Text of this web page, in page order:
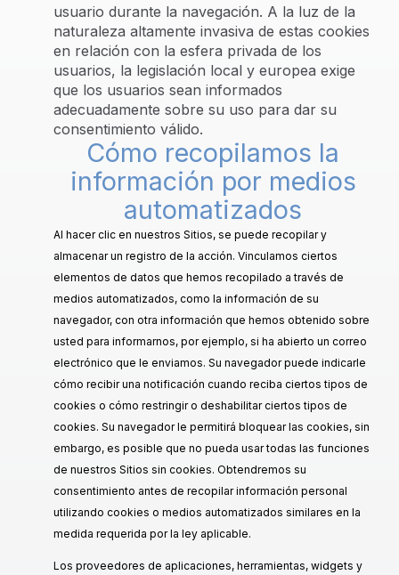
usuario durante la navegación. A la luz de la
naturaleza altamente invasiva de estas cookies
en relación con la esfera privada de los
usuarios, la legislación local y europea exige
que los usuarios sean informados
adecuadamente sobre su uso para dar su
consentimiento válido.
Cómo recopilamos la
información por medios
automatizados
Al hacer clic en nuestros Sitios, se puede recopilar y
almacenar un registro de la acción. Vinculamos ciertos
elementos de datos que hemos recopilado a través de
medios automatizados, como la información de su
navegador, con otra información que hemos obtenido sobre
usted para informarnos, por ejemplo, si ha abierto un correo
electrónico que le enviamos. Su navegador puede indicarle
cómo recibir una notificación cuando reciba ciertos tipos de
cookies o cómo restringir o deshabilitar ciertos tipos de
cookies. Su navegador le permitirá bloquear las cookies, sin
embargo, es posible que no pueda usar todas las funciones
de nuestros Sitios sin cookies. Obtendremos su
consentimiento antes de recopilar información personal
utilizando cookies o medios automatizados similares en la
medida requerida por la ley aplicable.
Los proveedores de aplicaciones, herramientas, widgets y